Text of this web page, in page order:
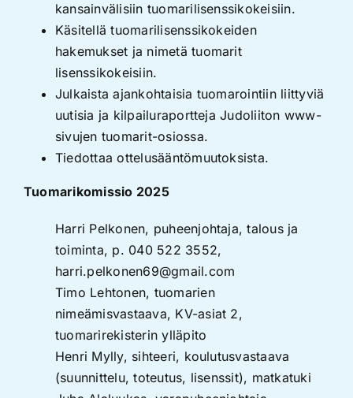
kansainvälisiin tuomarilisenssikokeisiin.
Käsitellä tuomarilisenssikokeiden
hakemukset ja nimetä tuomarit
lisenssikokeisiin.
Julkaista ajankohtaisia tuomarointiin liittyviä
uutisia ja kilpailuraportteja Judoliiton www-
sivujen tuomarit-osiossa.
Tiedottaa ottelusääntömuutoksista.
Tuomarikomissio 2025
Harri Pelkonen, puheenjohtaja, talous ja
toiminta, p. 040 522 3552,
harri.pelkonen69@gmail.com
Timo Lehtonen, tuomarien
nimeämisvastaava, KV-asiat 2,
tuomarirekisterin ylläpito
Henri Mylly, sihteeri, koulutusvastaava
(suunnittelu, toteutus, lisenssit), matkatuki